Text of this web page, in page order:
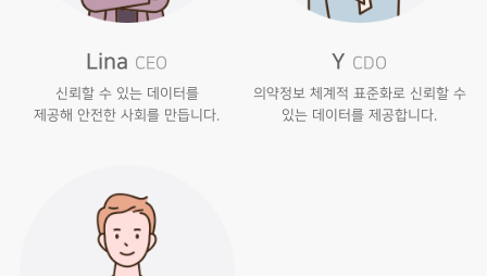
Lina CEO
신뢰할 수 있는 데이터를
제공해안전한 사회를 만듭니다.
Y CDO
의약정보 체계적 표준화로 신뢰할 수
있는 데이터를 제공합니다.